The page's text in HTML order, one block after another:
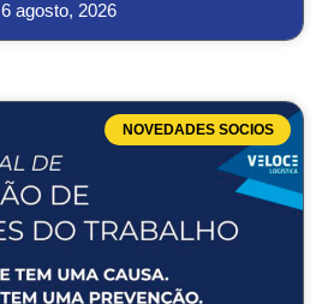
6 agosto, 2026
NOVEDADES SOCIOS